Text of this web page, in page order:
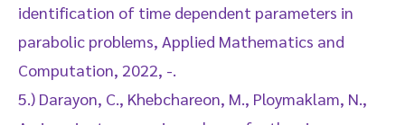
identification of time dependent parameters in
parabolic problems, Applied Mathematics and
Computation, 2022, -.
5.) Darayon, C., Khebchareon, M., Ploymaklam, N.,